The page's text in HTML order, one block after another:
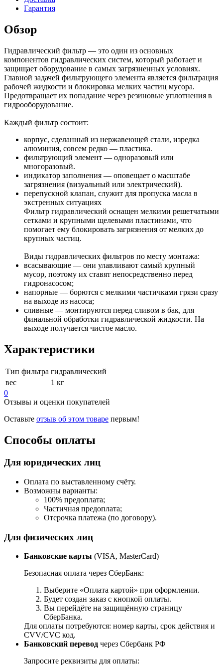
Гарантия
Обзор
Гидравлический фильтр — это один из основных
компонентов гидравлических систем, который работает и
защищает оборудование в самых загрязненных условиях.
Главной задачей фильтрующего элемента является фильтрация
рабочей жидкости и блокировка мелких частиц мусора.
Предотвращает их попадание через резиновые уплотнения в
гидрооборудование.
Каждый фильтр состоит:
корпус, сделанный из нержавеющей стали, изредка
алюминия, совсем редко — пластика.
фильтрующий элемент — одноразовый или
многоразовый.
индикатор заполнения — оповещает о масштабе
загрязнения (визуальный или электрический).
перепускной клапан, служит для пропуска масла в
экстренных ситуациях
Фильтр гидравлический оснащен мелкими решетчатыми
сетками и крупными щелевыми пластинами, что
помогает ему блокировать загрязнения от мелких до
крупных частиц.
Виды гидравлических фильтров по месту монтажа:
всасывающие — они улавливают самый крупный
мусор, поэтому их ставят непосредственно перед
гидронасосом;
напорные — борются с мелкими частичками грязи сразу
на выходе из насоса;
сливные — монтируются перед сливом в бак, для
финальной обработки гидравлической жидкости. На
выходе получается чистое масло.
Характеристики
Тип фильтра гидравлический
вес
1 кг
0
Отзывы и оценки покупателей
Оставьте отзыв об этом товаре первым!
Способы оплаты
Для юридических лиц
Оплата по выставленному счёту.
Возможны варианты:
100% предоплата;
Частичная предоплата;
Отсрочка платежа (по договору).
Для физических лиц
Банковские карты (VISA, MasterCard)
Безопасная оплата через СберБанк:
Выберите «Оплата картой» при оформлении.
Будет создан заказ с кнопкой оплаты.
Вы перейдёте на защищённую страницу
СберБанка.
Для оплаты потребуются: номер карты, срок действия и
CVV/CVC код.
Банковский перевод через Сбербанк РФ
Запросите реквизиты для оплаты: